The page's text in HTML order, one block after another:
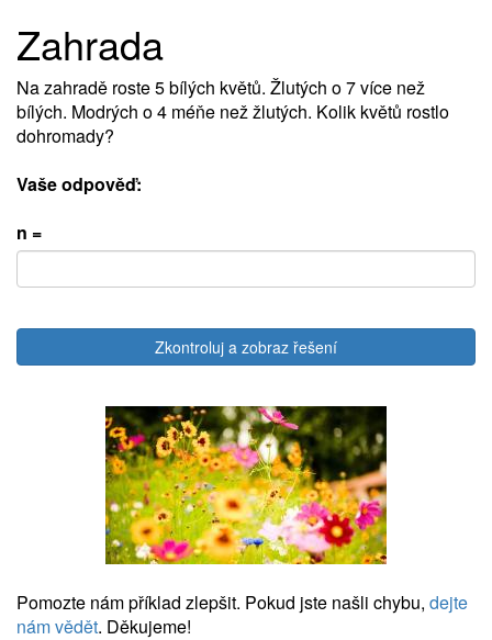
Zahrada
Na zahradě roste 5 bílých květů. Žlutých o 7 více než
bílých. Modrých o 4 méňe než žlutých. Kolik květů rostlo
dohromady?
Vaše odpověď:
n =
Zkontroluj a zobraz řešení
Pomozte nám příklad zlepšit. Pokud jste našli chybu, dejte
nám vědět. Děkujeme!